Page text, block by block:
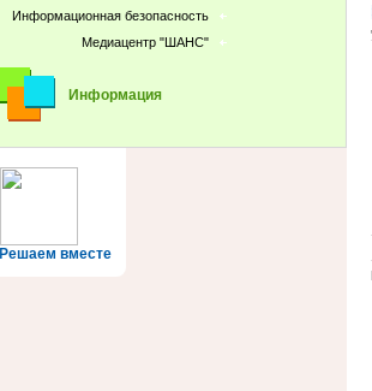
Информационная безопасность
Медиацентр "ШАНС"
Информация
Решаем вместе